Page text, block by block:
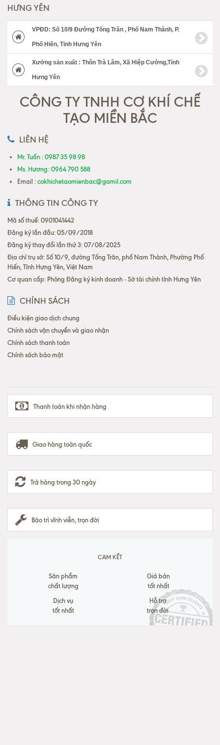
HƯNG YÊN
VPĐD: Số 10/9 Đường Tống Trân , Phố Nam Thành, P.
Phố Hiến, Tỉnh Hưng Yên
Xưởng sản xuất : Thôn Trà Lâm, Xã Hiệp Cường,Tỉnh
Hưng Yên
CÔNG TY TNHH CƠ KHÍ CHẾ
TẠO MIỀN BẮC
LIÊN HỆ
Mr. Tuấn : 0987 35 98 98
Ms. Hương: 0964 790 588
Email :cokhichetaomienbac@gamil.com
THÔNG TIN CÔNG TY
Mã số thuế: 0901041442
Đăng ký lần đầu: 05/09/2018
Đăng ký thay đổi lần thứ 3: 07/08/2025
Địa chỉ trụ sở: Số 10/9, đường Tống Trân, phố Nam Thành, Phường Phố
Hiến, Tỉnh Hưng Yên, Việt Nam
Cơ quan cấp: Phòng Đăng ký kinh doanh - Sở tài chính tỉnh Hưng Yên
CHÍNH SÁCH
Điều kiện giao dịch chung
Chính sách vận chuyển và giao nhận
Chính sách thanh toán
Chính sách bảo mật
Thanh toán khi nhận hàng
Giao hàng toàn quốc
Trả hàng trong 30 ngày
Bảo trì vĩnh viễn, trọn đời
CAM KẾT
Sản phẩm
chất lượng
Giá bán
tốt nhất
Dịch vụ
tốt nhất
Hỗ trợ
trọn đời